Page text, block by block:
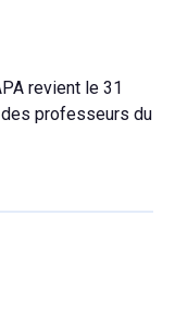
revient le 31
professeurs du